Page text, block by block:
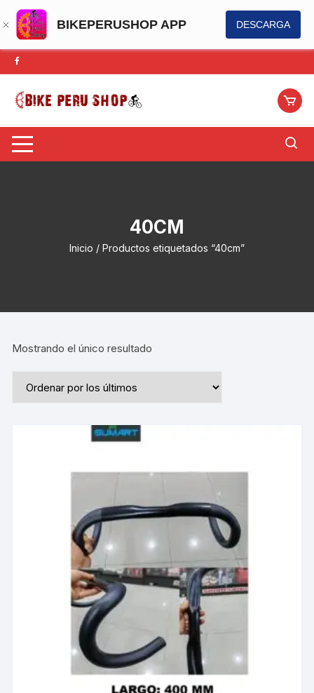
BIKEPERUSHOP APP DESCARGA
Saltar
al
contenido
40CM
Inicio / Productos etiquetados “40cm”
Mostrando el único resultado